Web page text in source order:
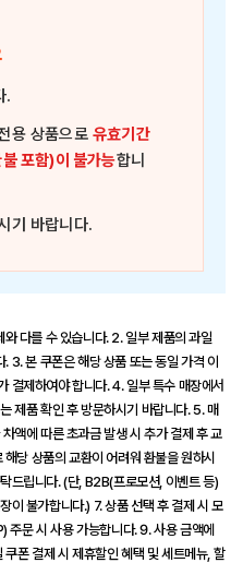
.
용 상품으로유효기간
포함)이 불가능합니
기 바랍니다.
다를 수 있습니다. 2. 일부 제품의 과일
3. 본 쿠폰은 해당 상품 또는 동일 가격 이
결제하여야 합니다. 4. 일부 특수 매장에서
제품 확인 후 방문하시기 바랍니다. 5. 매
액에 따른 초과금 발생 시 추가 결제 후 교
당 상품의 교환이 어려워 환불을 원하시
드립니다. (단, B2B(프로모션, 이벤트 등)
이 불가합니다.) 7. 상품 선택 후 결제 시 모
문 시 사용 가능합니다. 9. 사용 금액에
폰 결제 시 제휴할인 혜택 및 세트메뉴, 할